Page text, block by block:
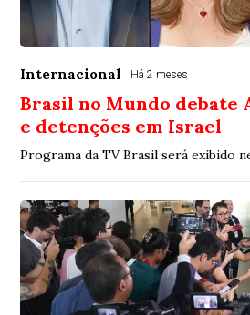
Internacional Há 2 meses
Brasil no Mundo debate
e detenções em Israel
Programa da TV Brasil será exibido